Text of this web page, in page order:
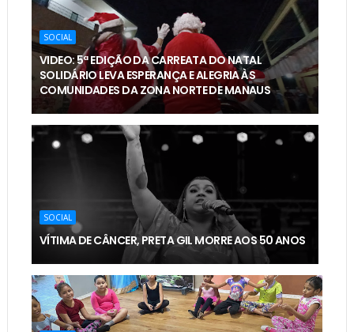
SOCIAL
VIDEO: 5ª EDIÇÃO DA CARREATA DO NATAL
SOLIDÁRIO LEVA ESPERANÇA E ALEGRIA ÀS
COMUNIDADES DA ZONA NORTE DE MANAUS
SOCIAL
VÍTIMA DE CÂNCER, PRETA GIL MORRE AOS 50 ANOS